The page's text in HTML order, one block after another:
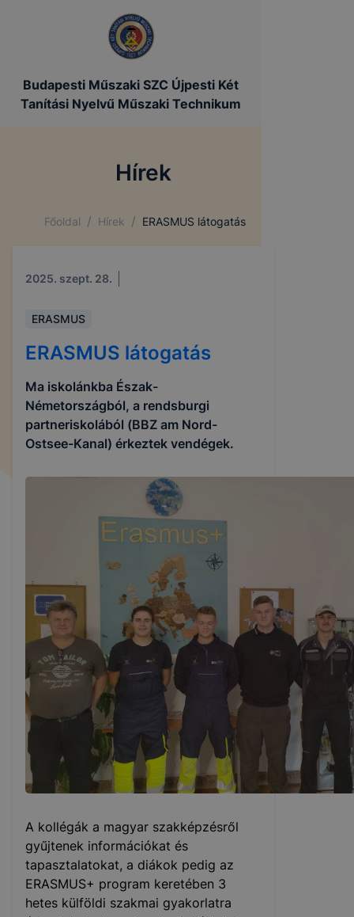
Budapesti Műszaki SZC Újpesti Két
Tanítási Nyelvű Műszaki Technikum
Hírek
Főoldal / Hírek / ERASMUS látogatás
2025. szept. 28.
ERASMUS
ERASMUS látogatás
Ma iskolánkba Észak-
Németországból, a rendsburgi
partneriskolából (BBZ am Nord-
Ostsee-Kanal) érkeztek vendégek.
A kollégák a magyar szakképzésről
gyűjtenek információkat és
tapasztalatokat, a diákok pedig az
ERASMUS+ program keretében 3
hetes külföldi szakmai gyakorlatra